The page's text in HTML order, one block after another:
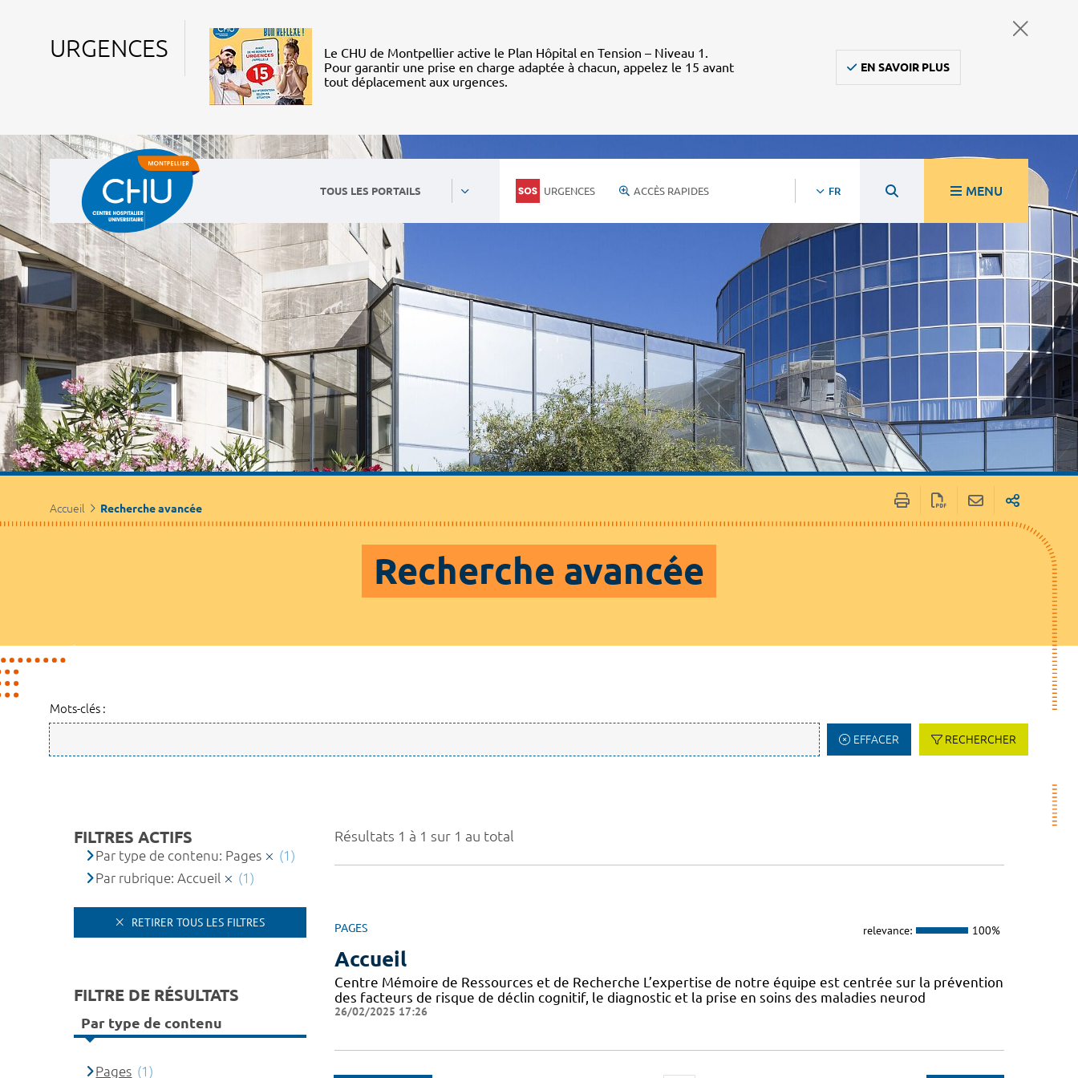
URGENCES
Le CHU de Montpellier active le Plan Hôpital en Tension – Niveau 1.
Pour garantir une prise en charge adaptée à chacun, appelez le 15 avant
tout déplacement aux urgences.
EN SAVOIR PLUS
TOUS LES PORTAILS URGENCES ACCÈS RAPIDES FR MENU
Accueil Recherche avancée
Recherche avancée
Mots-clés :
EFFACER RECHERCHER
Résultats 1 à 1 sur 1 au total
PAGES relevance: 100%
Accueil
Centre Mémoire de Ressources et de Recherche L’expertise de notre équipe est centrée sur la prévention
des facteurs de risque de déclin cognitif, le diagnostic et la prise en soins des maladies neurod
26/02/2025 17:26
FILTRES ACTIFS
Par type de contenu: Pages
(1)
Par rubrique: Accueil
(1)
RETIRER TOUS LES FILTRES
FILTRE DE RÉSULTATS
Par type de contenu
Pages (1)